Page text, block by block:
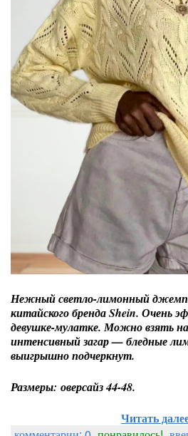
Нежный светло-лимонный
китайского бренда Shein. Очень
девушке-мулатке. Можно взять
интенсивный загар — бледные
выигрышно подчеркнут.
Размеры: оверсайз 44-48.
Читать